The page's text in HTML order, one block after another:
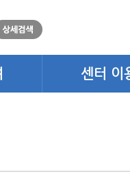
센터 이